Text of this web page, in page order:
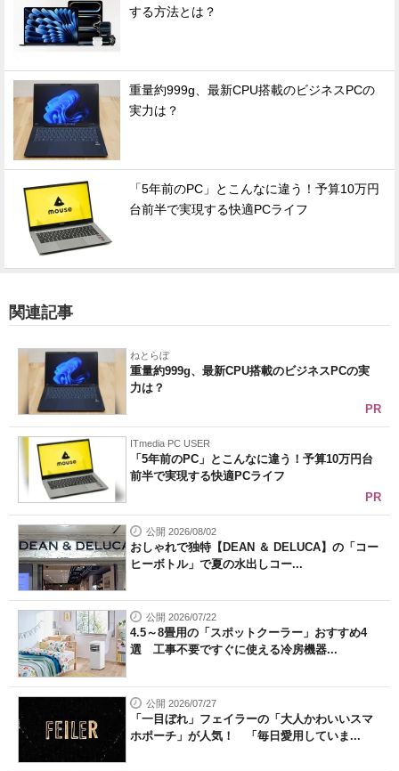
する方法とは？
重量約999g、最新CPU搭載のビジネスPCの
実力は？
「5年前のPC」とこんなに違う！予算10万円
台前半で実現する快適PCライフ
関連記事
ねとらぼ
重量約999g、最新CPU搭載のビジネスPCの実
力は？
PR
ITmedia PC USER
「5年前のPC」とこんなに違う！予算10万円台
前半で実現する快適PCライフ
PR
公開 2026/08/02
おしゃれで独特【DEAN ＆ DELUCA】の「コー
ヒーボトル」で夏の水出しコー...
公開 2026/07/22
4.5～8畳用の「スポットクーラー」おすすめ4
選 工事不要ですぐに使える冷房機器...
公開 2026/07/27
「一目ぼれ」フェイラーの「大人かわいいスマ
ホポーチ」が人気！ 「毎日愛用していま...